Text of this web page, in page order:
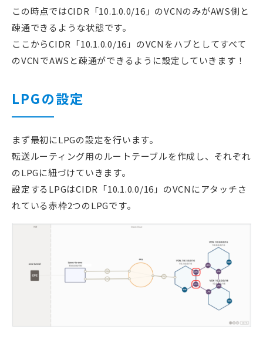
この時点ではCIDR「10.1.0.0/16」のVCNのみがAWS側と
疎通できるような状態です。
ここからCIDR「10.1.0.0/16」のVCNをハブとしてすべて
のVCNでAWSと疎通ができるように設定していきます！
LPGの設定
まず最初にLPGの設定を行います。
転送ルーティング用のルートテーブルを作成し、それぞれ
のLPGに紐づけていきます。
設定するLPGはCIDR「10.1.0.0/16」のVCNにアタッチさ
れている赤枠2つのLPGです。